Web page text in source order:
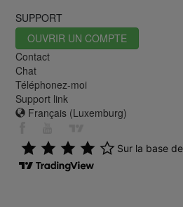
SUPPORT
OUVRIR UN COMPTE
Contact
Chat
Téléphonez-moi
Support link
Français (Luxemburg)